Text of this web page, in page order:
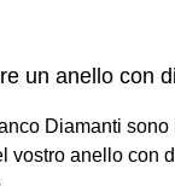
un anello con
Diamanti
vostro anello con